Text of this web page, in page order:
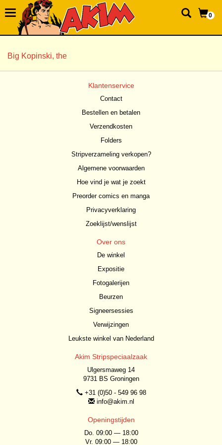
0
Big Kopinski, the
Klantenservice
Contact
Bestellen en betalen
Verzendkosten
Folders
Stripverzameling verkopen?
Algemene voorwaarden
Hoe vind je wat je zoekt
Preorder comics en manga
Privacyverklaring
Zoeklijst/wenslijst
Over ons
De winkel
Expositie
Fotogalerijen
Beurzen
Signeersessies
Verwijzingen
Leukste winkel van Nederland
Akim Stripspeciaalzaak
Ulgersmaweg 14
9731 BS Groningen
+31 (0)50 - 549 96 98
info@akim.nl
Openingstijden
Do. 09:00 — 18:00
Vr. 09:00 — 18:00